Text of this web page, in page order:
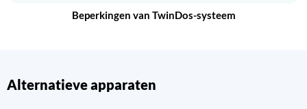
Beperkingen van TwinDos-systeem
Alternatieve apparaten